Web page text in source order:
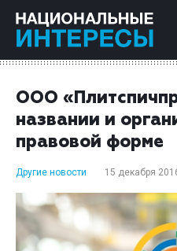
ООО
названии и
правовой форме
Другие новости 15 декабря